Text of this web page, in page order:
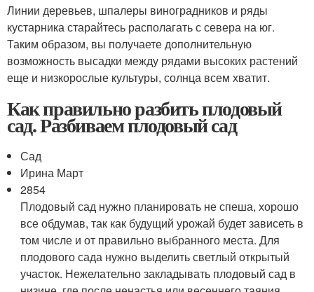
Линии деревьев, шпалеры виноградников и ряды
кустарника старайтесь располагать с севера на юг.
Таким образом, вы получаете дополнительную
возможность высадки между рядами высоких растений
еще и низкорослые культуры, солнца всем хватит.
Как правильно разбить плодовый
сад. Разбиваем плодовый сад
Сад
Ирина Март
2854
Плодовый сад нужно планировать не спеша, хорошо
все обдумав, так как будущий урожай будет зависеть в
том числе и от правильно выбранного места. Для
плодового сада нужно выделить светлый открытый
участок. Нежелательно закладывать плодовый сад в